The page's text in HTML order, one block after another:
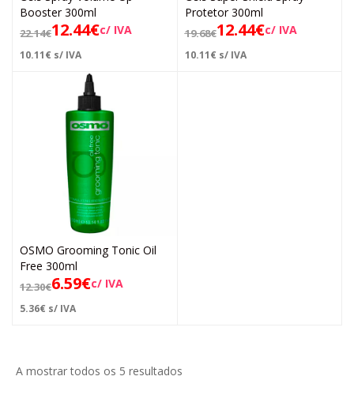
Booster 300ml
22.14€12.44€c/ IVA
10.11€ s/ IVA
Protetor 300ml
19.68€12.44€c/ IVA
10.11€ s/ IVA
OSMO Grooming Tonic Oil
Free 300ml
12.30€6.59€c/ IVA
5.36€ s/ IVA
A mostrar todos os 5 resultados